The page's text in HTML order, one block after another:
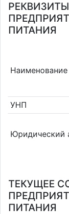
ПИТАНИЯ
УНП
Юридический
ТЕКУЩЕЕ
ПИТАНИЯ